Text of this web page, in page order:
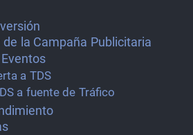
la Campaña Publicitaria
a TDS
a fuente de Tráfico